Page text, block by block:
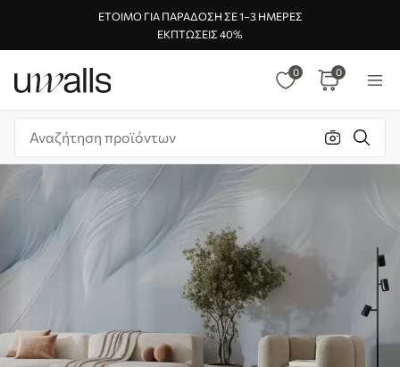
ΈΤΟΙΜΟ ΓΙΑ ΠΑΡΆΔΟΣΗ ΣΕ 1–3 ΗΜΈΡΕΣ
ΕΚΠΤΏΣΕΙΣ 40%
0 0